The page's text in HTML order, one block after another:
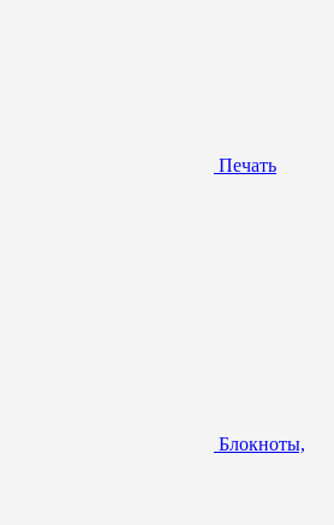
Печать
Блокноты,